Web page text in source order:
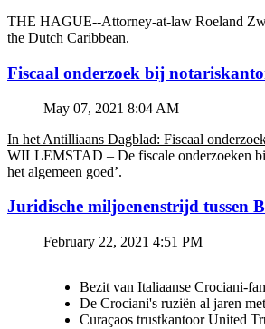
THE HAGUE--Attorney-at-law Roeland
the Dutch Caribbean.
Fiscaal onderzoek bij
May 07, 2021 8:04 AM
In het Antilliaans Dagblad: Fiscaal
WILLEMSTAD – De fiscale onderzoeken
het algemeen goed’.
Juridische miljoenenstrijd tussen
February 22, 2021 4:51 PM
Bezit van Italiaanse Crociani-
De Crociani's ruziën al jaren
Curaçaos trustkantoor United